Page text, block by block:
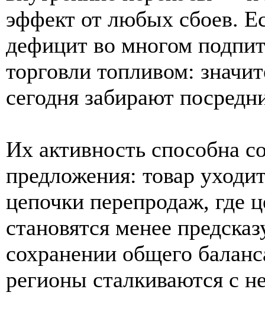
эффект от любых сбоев.
дефицит во многом
торговли топливом:
сегодня забирают
Их активность способна
предложения: товар
цепочки перепродаж, где
становятся менее
сохранении общего
регионы сталкиваются с